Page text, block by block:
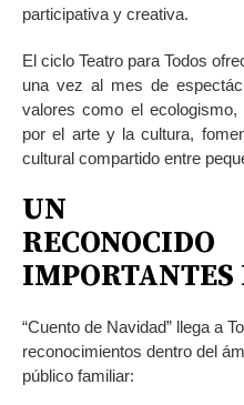
participativa y creativa.
El ciclo Teatro para Todos
una vez al mes de
valores como el
por el arte y la cultura,
cultural compartido entre
UN
IMPORTANTES
“Cuento de Navidad” llega a
reconocimientos dentro del
público familiar: